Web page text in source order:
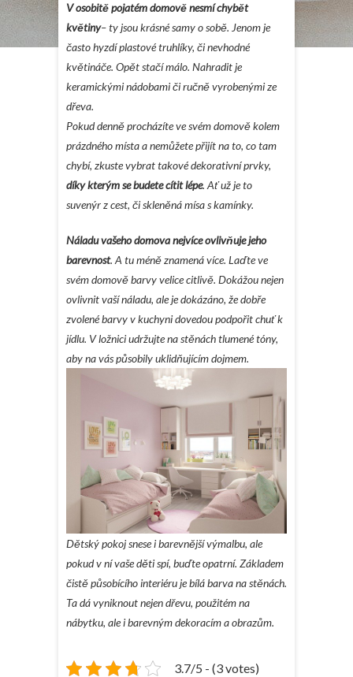
V osobitě pojatém domově nesmí chybět
květiny– ty jsou krásné samy o sobě. Jenom je
často hyzdí plastové truhlíky, či nevhodné
květináče. Opět stačí málo. Nahradit je
keramickými nádobami či ručně vyrobenými ze
dřeva.
Pokud denně procházíte ve svém domově kolem
prázdného místa a nemůžete přijít na to, co tam
chybí, zkuste vybrat takové dekorativní prvky,
díky kterým se budete cítit lépe. Ať už je to
suvenýr z cest, či skleněná mísa s kamínky.
Náladu vašeho domova nejvíce ovlivňuje jeho
barevnost. A tu méně znamená více. Laďte ve
svém domově barvy velice citlivě. Dokážou nejen
ovlivnit vaší náladu, ale je dokázáno, že dobře
zvolené barvy v kuchyni dovedou podpořit chuť k
jídlu. V ložnici udržujte na stěnách tlumené tóny,
aby na vás působily uklidňujícím dojmem.
Dětský pokoj snese i barevnější výmalbu, ale
pokud v ní vaše děti spí, buďte opatrní. Základem
čistě působícího interiéru je bílá barva na stěnách.
Ta dá vyniknout nejen dřevu, použitém na
nábytku, ale i barevným dekoracím a obrazům.
3.7/5 - (3 votes)